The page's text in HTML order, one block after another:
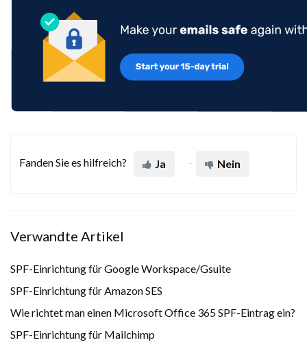
Fanden Sie es hilfreich? Ja Nein
Verwandte Artikel
SPF-Einrichtung für Google Workspace/Gsuite
SPF-Einrichtung für Amazon SES
Wie richtet man einen Microsoft Office 365 SPF-Eintrag ein?
SPF-Einrichtung für Mailchimp